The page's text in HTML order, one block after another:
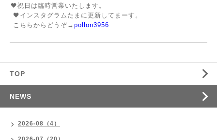
🖤祝日は臨時営業いたします。
🖤インスタグラムたまに更新してまーす。
こちらからどうぞ→ pollon3956
TOP
NEWS
2026-08（4）